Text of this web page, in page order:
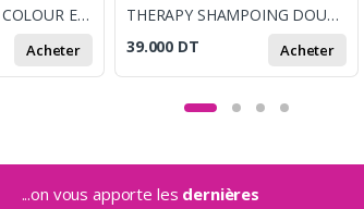
BIBS 2 SUCETTES COLOUR EN CAOUTCHOUC NATUREL BLOSSOM & CANDY APPLE TAILLE 2 6M+
Acheter
THERAPY SHAMPOING DOUX 250ML
39.000 DT Acheter
...on vous apporte les dernières